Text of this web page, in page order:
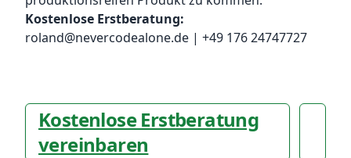
Kostenlose Erstberatung:
roland@nevercodealone.de | +49 176 24747727
Kostenlose Erstberatung
vereinbaren